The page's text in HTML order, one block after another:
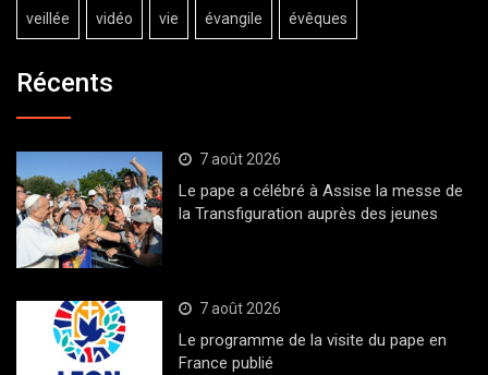
veillée vidéo vie évangile évêques
Récents
7 août 2026
Le pape a célébré à Assise la messe de
la Transfiguration auprès des jeunes
7 août 2026
Le programme de la visite du pape en
France publié